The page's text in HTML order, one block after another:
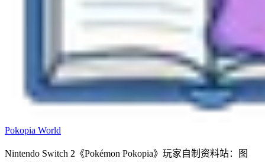
Pokopia World
Nintendo Switch 2《Pokémon Pokopia》玩家自制资料站：图